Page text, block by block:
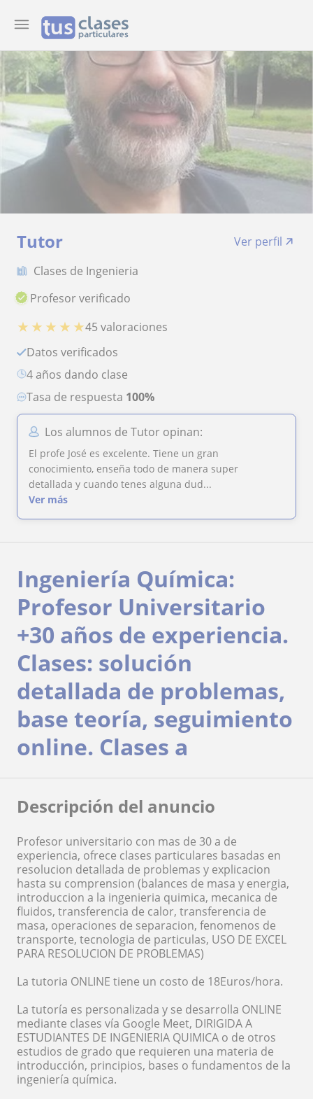
Tutor
Ver perfil
Clases de Ingenieria
Profesor verificado
★ ★ ★ ★ ★45 valoraciones
Datos verificados
4 años dando clase
Tasa de respuesta 100%
Los alumnos de Tutor opinan:
El profe José es excelente. Tiene un gran
conocimiento, enseña todo de manera super
detallada y cuando tenes alguna dud...
Ver más
Ingeniería Química:
Profesor Universitario
+30 años de experiencia.
Clases: solución
detallada de problemas,
base teoría, seguimiento
online. Clases a
Descripción del anuncio
Profesor universitario con mas de 30 a de
experiencia, ofrece clases particulares basadas en
resolucion detallada de problemas y explicacion
hasta su comprension (balances de masa y energia,
introduccion a la ingenieria quimica, mecanica de
fluidos, transferencia de calor, transferencia de
masa, operaciones de separacion, fenomenos de
transporte, tecnologia de particulas, USO DE EXCEL
PARA RESOLUCION DE PROBLEMAS)
La tutoria ONLINE tiene un costo de 18Euros/hora.
La tutoría es personalizada y se desarrolla ONLINE
mediante clases vía Google Meet, DIRIGIDA A
ESTUDIANTES DE INGENIERIA QUIMICA o de otros
estudios de grado que requieren una materia de
introducción, principios, bases o fundamentos de la
ingeniería química.